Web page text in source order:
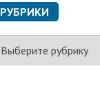
РУБРИКИ